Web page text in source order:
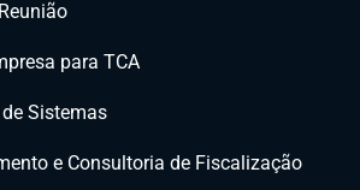
para TCA
Sistemas
e Consultoria de Fiscalização